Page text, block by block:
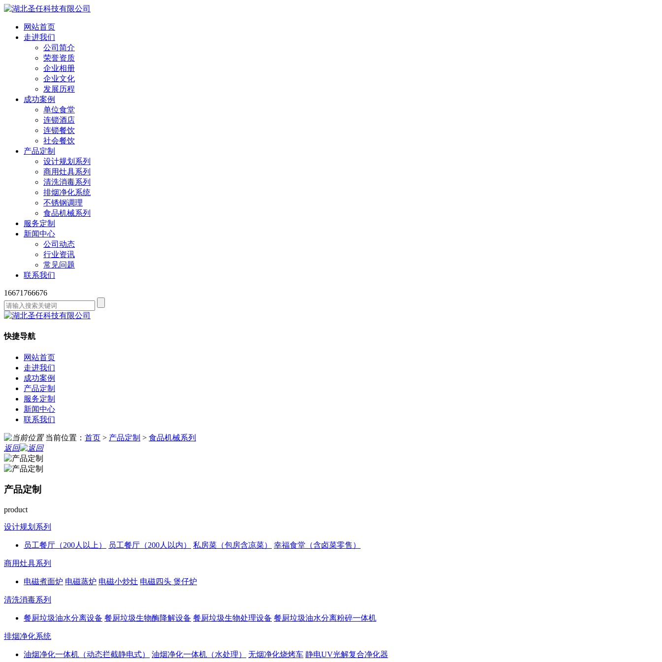
网站首页
走进我们
公司简介
荣誉资质
企业相册
企业文化
发展历程
成功案例
单位食堂
连锁酒店
连锁餐饮
社会餐饮
产品定制
设计规划系列
商用灶具系列
清洗消毒系列
排烟净化系统
不锈钢调理
食品机械系列
服务定制
新闻中心
公司动态
行业资讯
常见问题
联系我们
16671766676
快捷导航
网站首页
走进我们
成功案例
产品定制
服务定制
新闻中心
联系我们
当前位置： 首页 > 产品定制 > 食品机械系列
返回
产品定制
product
设计规划系列
员工餐厅（200人以上） 员工餐厅（200人以内） 私房菜（包房含凉菜） 幸福食堂（含卤菜零售）
商用灶具系列
电磁煮面炉 电磁蒸炉 电磁小炒灶 电磁四头 煲仔炉
清洗消毒系列
餐厨垃圾油水分离设备 餐厨垃圾生物酶降解设备 餐厨垃圾生物处理设备 餐厨垃圾油水分离粉碎一体机
排烟净化系统
油烟净化一体机（动态拦截静电式） 油烟净化一体机（水处理） 无烟净化烧烤车 静电UV光解复合净化器